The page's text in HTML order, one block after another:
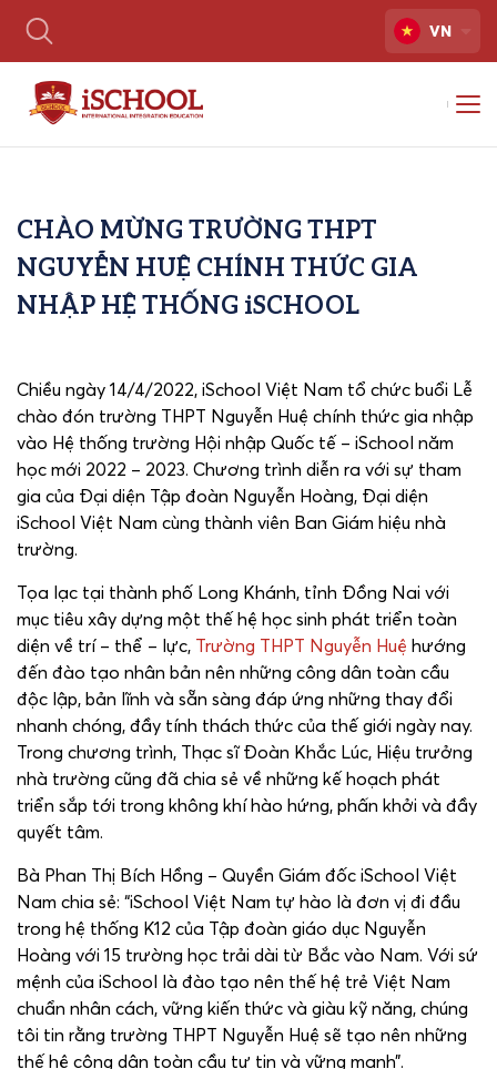
VN
CHÀO MỪNG TRƯỜNG THPT
NGUYỄN HUỆ CHÍNH THỨC GIA
NHẬP HỆ THỐNG iSCHOOL
Chiều ngày 14/4/2022, iSchool Việt Nam tổ chức buổi Lễ
chào đón trường THPT Nguyễn Huệ chính thức gia nhập
vào Hệ thống trường Hội nhập Quốc tế – iSchool năm
học mới 2022 – 2023. Chương trình diễn ra với sự tham
gia của Đại diện Tập đoàn Nguyễn Hoàng, Đại diện
iSchool Việt Nam cùng thành viên Ban Giám hiệu nhà
trường.
Tọa lạc tại thành phố Long Khánh, tỉnh Đồng Nai với
mục tiêu xây dựng một thế hệ học sinh phát triển toàn
diện về trí – thể – lực, Trường THPT Nguyễn Huệ hướng
đến đào tạo nhân bản nên những công dân toàn cầu
độc lập, bản lĩnh và sẵn sàng đáp ứng những thay đổi
nhanh chóng, đầy tính thách thức của thế giới ngày nay.
Trong chương trình, Thạc sĩ Đoàn Khắc Lúc, Hiệu trưởng
nhà trường cũng đã chia sẻ về những kế hoạch phát
triển sắp tới trong không khí hào hứng, phấn khởi và đầy
quyết tâm.
Bà Phan Thị Bích Hồng – Quyền Giám đốc iSchool Việt
Nam chia sẻ: “iSchool Việt Nam tự hào là đơn vị đi đầu
trong hệ thống K12 của Tập đoàn giáo dục Nguyễn
Hoàng với 15 trường học trải dài từ Bắc vào Nam. Với sứ
mệnh của iSchool là đào tạo nên thế hệ trẻ Việt Nam
chuẩn nhân cách, vững kiến thức và giàu kỹ năng, chúng
tôi tin rằng trường THPT Nguyễn Huệ sẽ tạo nên những
thế hệ công dân toàn cầu tự tin và vững mạnh”.